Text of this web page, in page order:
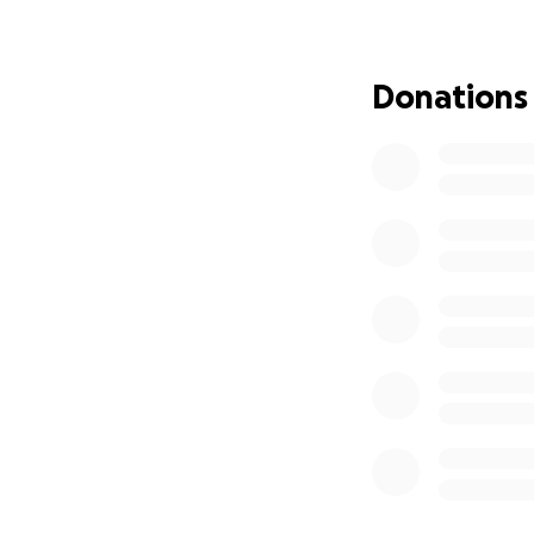
Donc elle ce
Donations